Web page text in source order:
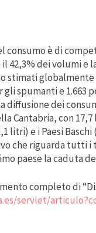
consumo è di
42,3% dei volumi e
stimati globalmente
gli spumanti e 1.663
diffusione dei
Cantabria, con
litri) e i Paesi
che riguarda tutti i
paese la caduta
completo di
servlet/